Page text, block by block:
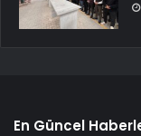
En Güncel